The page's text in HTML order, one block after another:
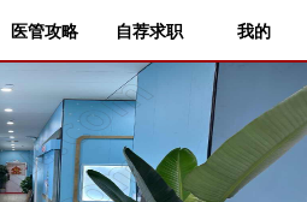
医管攻略 自荐求职 我的